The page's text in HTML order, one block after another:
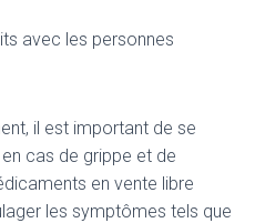
avec les personnes
il est important de se
cas de grippe et de
en vente libre
les symptômes tels que